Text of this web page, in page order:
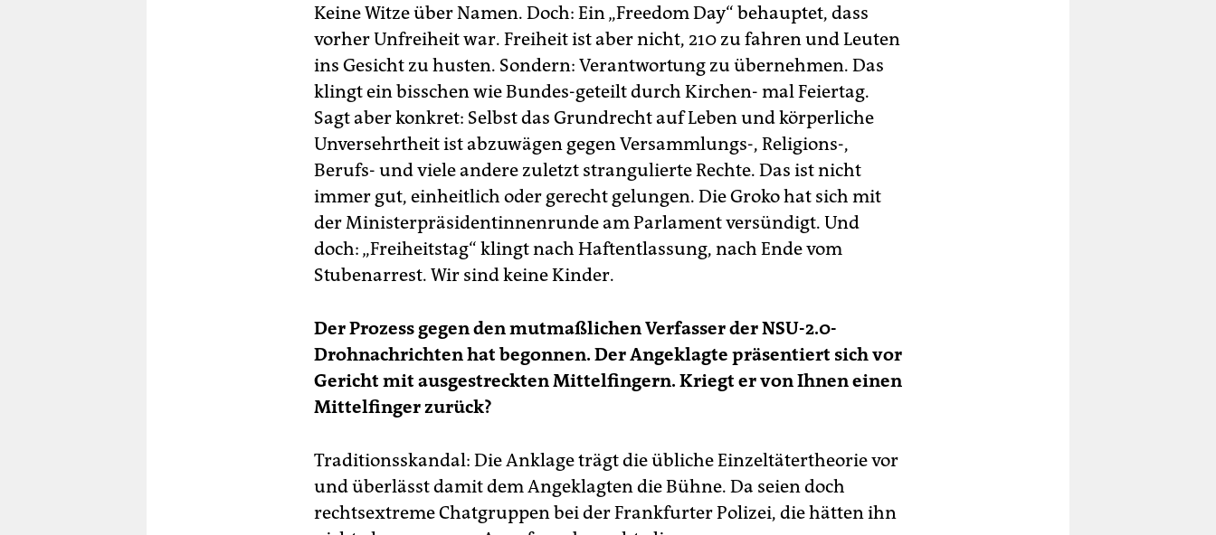
Keine Witze über Namen. Doch: Ein „Freedom Day“ behauptet, dass
vorher Unfreiheit war. Freiheit ist aber nicht, 210 zu fahren und Leuten
ins Gesicht zu husten. Sondern: Verantwortung zu übernehmen. Das
klingt ein bisschen wie Bundes-geteilt durch Kirchen- mal Feiertag.
Sagt aber konkret: Selbst das Grundrecht auf Leben und körperliche
Unversehrtheit ist abzuwägen gegen Versammlungs-, Religions-,
Berufs- und viele andere zuletzt strangulierte Rechte. Das ist nicht
immer gut, einheitlich oder gerecht gelungen. Die Groko hat sich mit
der Ministerpräsidentinnenrunde am Parlament versündigt. Und
doch: „Freiheitstag“ klingt nach Haftentlassung, nach Ende vom
Stubenarrest. Wir sind keine Kinder.
Der Prozess gegen den mutmaßlichen Verfasser der NSU-2.0-
Drohnachrichten hat begonnen. Der Angeklagte präsentiert sich vor
Gericht mit ausgestreckten Mittelfingern. Kriegt er von Ihnen einen
Mittelfinger zurück?
Traditionsskandal: Die Anklage trägt die übliche Einzeltätertheorie vor
und überlässt damit dem Angeklagten die Bühne. Da seien doch
rechtsextreme Chatgruppen bei der Frankfurter Polizei, die hätten ihn